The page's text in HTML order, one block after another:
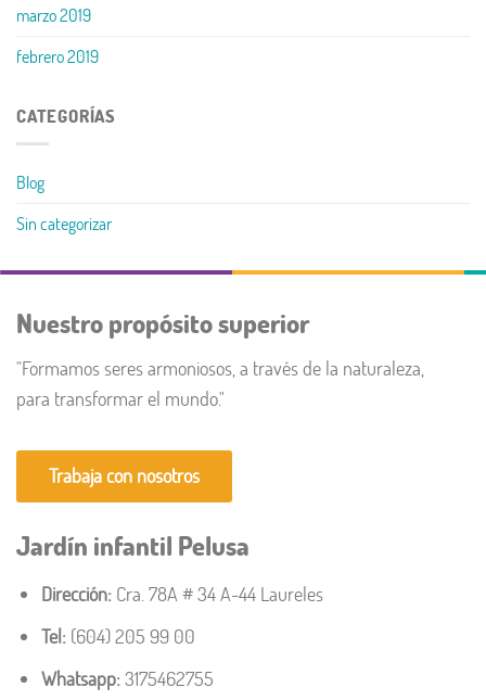
marzo 2019
febrero 2019
CATEGORÍAS
Blog
Sin categorizar
Nuestro propósito superior
"Formamos seres armoniosos, a través de la naturaleza,
para transformar el mundo."​
Trabaja con nosotros
Jardín infantil Pelusa
Dirección: Cra. 78A # 34 A-44 Laureles
Tel: (604) 205 99 00
Whatsapp:3175462755